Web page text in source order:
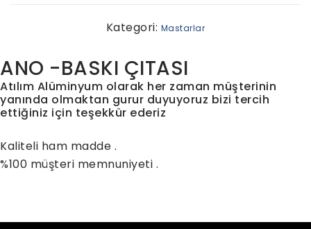
Kategori: Mastarlar
ANO -BASKI ÇITASI
Atılım Alüminyum olarak her zaman müşterinin
yanında olmaktan gurur duyuyoruz bizi tercih
ettiğiniz için teşekkür ederiz
Kaliteli ham madde .
%100 müşteri memnuniyeti .